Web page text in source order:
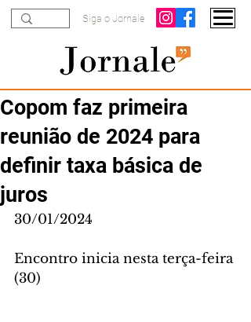
Siga o Jornale
Copom faz primeira
reunião de 2024 para
definir taxa básica de
juros
30/01/2024
Encontro inicia nesta terça-feira
(30)